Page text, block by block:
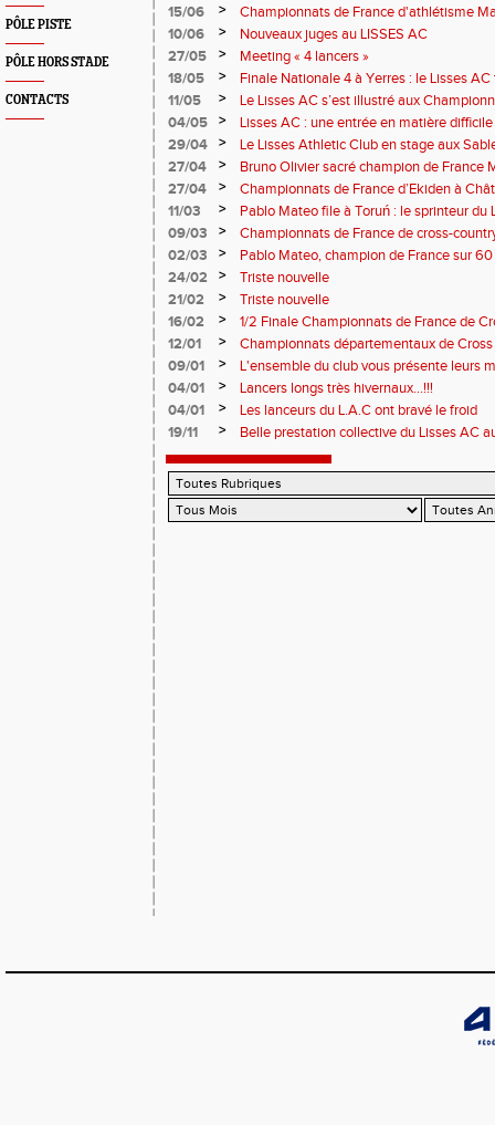
PÔLE PISTE
PÔLE HORS STADE
CONTACTS
15/06 >
Championnats de France d'athlétisme
10/06
>
Nouveaux juges au LISSES AC
27/05
>
Meeting « 4 lancers »
18/05
>
Finale Nationale 4 à Yerres : le Lisses
11/05
>
Le Lisses AC s’est illustré aux
Troyes
04/05 >
Lisses AC : une entrée en matière
29/04
>
Le Lisses Athletic Club en stage aux
travail intense au bord de l’Atlantique
27/04 >
Bruno Olivier sacré champion de France
27/04
>
Championnats de France d’Ekiden à
11/03
>
Pablo Mateo file à Toruń : le sprinteur du
09/03
>
Championnats de France de cross-
performances du Lisses AC
02/03 >
Pablo Mateo, champion de France sur
24/02
>
Triste nouvelle
21/02
>
Triste nouvelle
16/02
>
1/2 Finale Championnats de France de
MARTIN - I-F - 077
12/01 >
Championnats départementaux de
09/01
>
L'ensemble du club vous présente leurs
nouvelle année!
04/01 >
Lancers longs très hivernaux...!!!
04/01
>
Les lanceurs du L.A.C ont bravé le froid
19/11
>
Belle prestation collective du Lisses AC